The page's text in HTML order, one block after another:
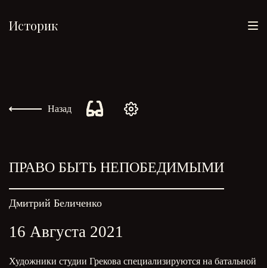
Историк
Назад
ПРАВО БЫТЬ НЕПОБЕДИМЫМИ
16 Августа 2021
Дмитрий Беличенко
Художники студии Грекова специализируются на батальной